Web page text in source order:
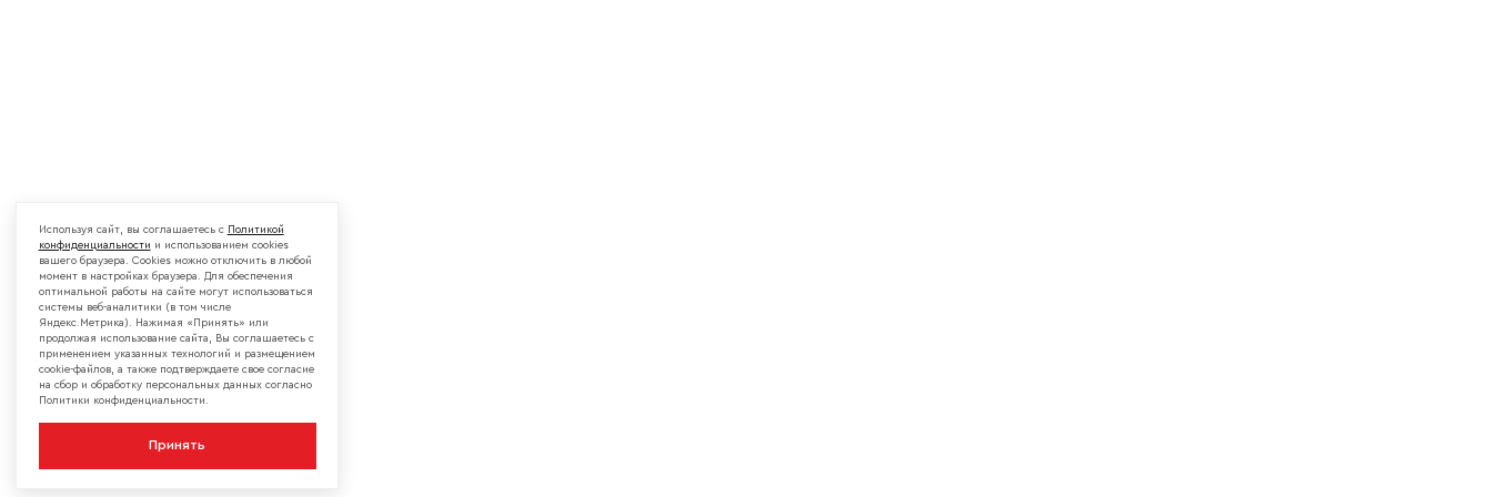
Используя сайт, вы соглашаетесь с Политикой
конфиденциальности и использованием cookies
вашего браузера. Cookies можно отключить в любой
момент в настройках браузера. Для обеспечения
оптимальной работы на сайте могут использоваться
системы веб-аналитики (в том числе
Яндекс.Метрика). Нажимая «Принять» или
продолжая использование сайта, Вы соглашаетесь с
применением указанных технологий и размещением
cookie-файлов, а также подтверждаете свое согласие
на сбор и обработку персональных данных согласно
Политики конфиденциальности.
Принять